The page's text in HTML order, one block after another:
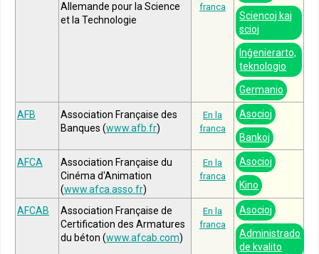
Allemande pour la Science
et la Technologie
franca
Sciencoj kaj
scioj
Inĝenierarto,
teknologio
Germanio
AFB
Association Française des
Banques (www.afb.fr)
En la
franca
Asocioj
Bankoj
AFCA
Association Française du
Cinéma d'Animation
(www.afca.asso.fr)
En la
franca
Asocioj
Kino
AFCAB
Association Française de
Certification des Armatures
du béton (www.afcab.com)
En la
franca
Asocioj
Administrado
de kvalito